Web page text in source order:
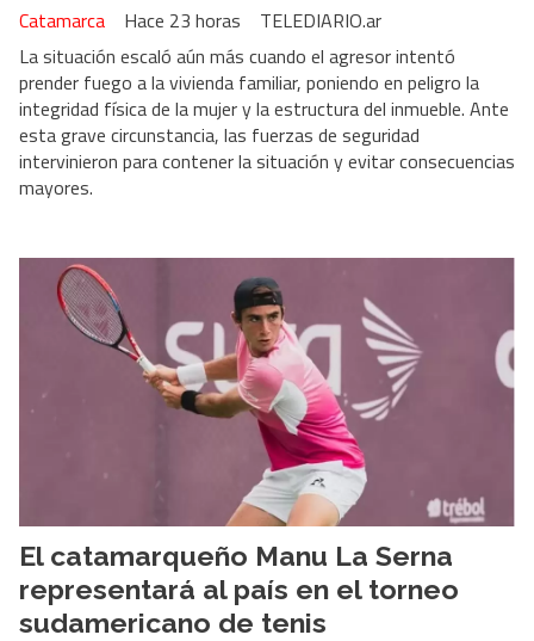
TELEDIARIO.ar
Catamarca
Hace 23 horas
La situación escaló aún más cuando el agresor intentó
prender fuego a la vivienda familiar, poniendo en peligro la
integridad física de la mujer y la estructura del inmueble. Ante
esta grave circunstancia, las fuerzas de seguridad
intervinieron para contener la situación y evitar consecuencias
mayores.
El catamarqueño Manu La Serna
representará al país en el torneo
sudamericano de tenis